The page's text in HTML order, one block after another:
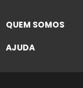
QUEM SOMOS
AJUDA